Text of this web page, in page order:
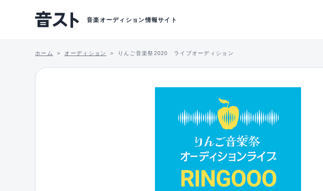
音楽オーディション情報サイト
ホーム オーディション りんご音楽祭2020 ライブオーディション